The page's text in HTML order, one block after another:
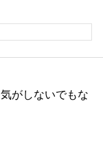
がしないでもな